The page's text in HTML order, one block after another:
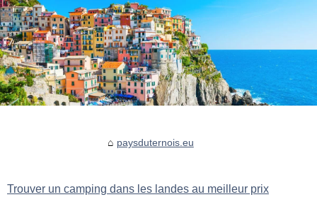
paysduternois.eu
Trouver un camping dans les landes au meilleur prix